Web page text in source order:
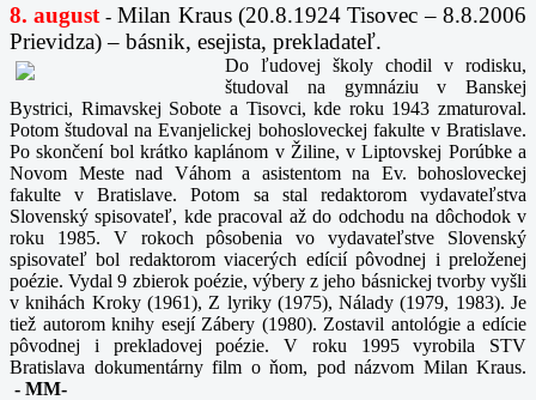
8. august -Milan Kraus (20.8.1924 Tisovec – 8.8.2006
Prievidza) – básnik, esejista, prekladateľ.
Do ľudovej školy chodil v rodisku,
študoval na gymnáziu v Banskej
Bystrici, Rimavskej Sobote a Tisovci, kde roku 1943 zmaturoval.
Potom študoval na Evanjelickej bohosloveckej fakulte v Bratislave.
Po skončení bol krátko kaplánom v Žiline, v Liptovskej Porúbke a
Novom Meste nad Váhom a asistentom na Ev. bohosloveckej
fakulte v Bratislave. Potom sa stal redaktorom vydavateľstva
Slovenský spisovateľ, kde pracoval až do odchodu na dôchodok v
roku 1985. V rokoch pôsobenia vo vydavateľstve Slovenský
spisovateľ bol redaktorom viacerých edícií pôvodnej i preloženej
poézie. Vydal 9 zbierok poézie, výbery z jeho básnickej tvorby vyšli
v knihách Kroky (1961), Z lyriky (1975), Nálady (1979, 1983). Je
tiež autorom knihy esejí Zábery (1980). Zostavil antológie a edície
pôvodnej i prekladovej poézie. V roku 1995 vyrobila STV
Bratislava dokumentárny film o ňom, pod názvom Milan Kraus.
- MM-